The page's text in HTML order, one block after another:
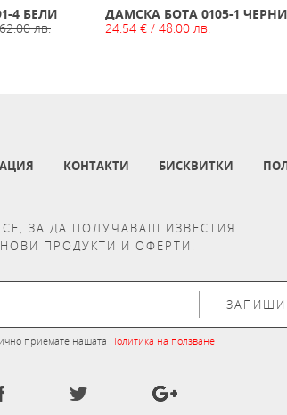
4 БЕЛИ
лв.
ДАМСКА БОТА 0105-1 ЧЕРНИ
24.54 € / 48.00 лв.
КОНТАКТИ БИСКВИТКИ
ЗА ДА ПОЛУЧАВАШ ИЗВЕСТИЯ
ПРОДУКТИ И ОФЕРТИ.
ЗАПИШИ
приемате нашата Политика на ползване